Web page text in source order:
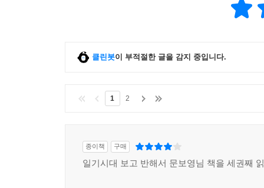
클린봇이 부적절한 글을 감지 중입니다.
1 2
종이책 구매
일기시대 보고 반해서 문보영님 책을 세권째